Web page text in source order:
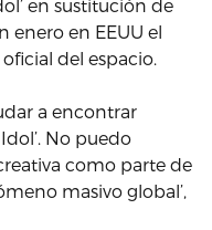
en sustitución de
enero en EEUU el
del espacio.
a encontrar
No puedo
como parte de
masivo global’,